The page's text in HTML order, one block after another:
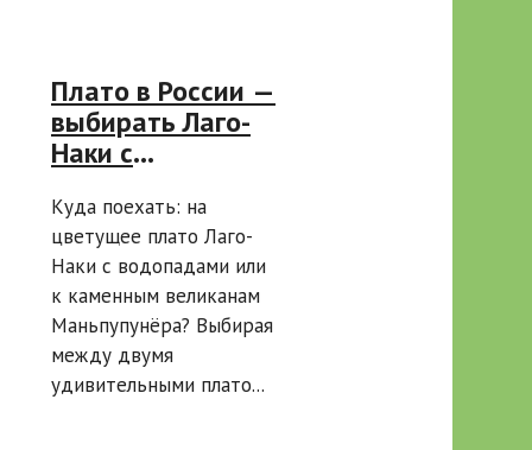
Плато в России —
выбирать Лаго-
Наки с
Маньпупунёр с
каменными
столбами для
поездки?
Куда поехать: на
цветущее плато Лаго-
Наки с водопадами или
к каменным великанам
Маньпупунёра? Выбирая
между двумя
удивительными плато...